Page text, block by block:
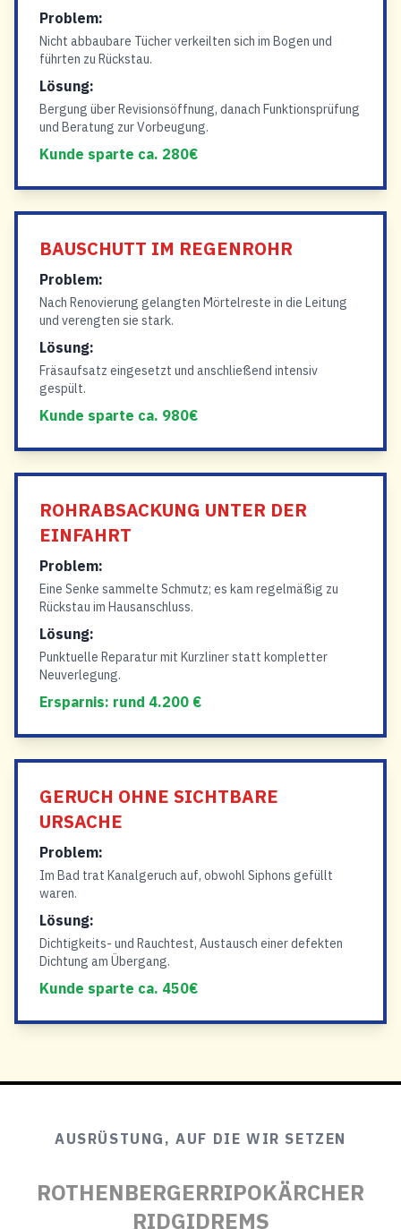
Problem:
Nicht abbaubare Tücher verkeilten sich im Bogen und
führten zu Rückstau.
Lösung:
Bergung über Revisionsöffnung, danach Funktionsprüfung
und Beratung zur Vorbeugung.
Kunde sparte ca. 280€
BAUSCHUTT IM REGENROHR
Problem:
Nach Renovierung gelangten Mörtelreste in die Leitung
und verengten sie stark.
Lösung:
Fräsaufsatz eingesetzt und anschließend intensiv
gespült.
Kunde sparte ca. 980€
ROHRABSACKUNG UNTER DER
EINFAHRT
Problem:
Eine Senke sammelte Schmutz; es kam regelmäßig zu
Rückstau im Hausanschluss.
Lösung:
Punktuelle Reparatur mit Kurzliner statt kompletter
Neuverlegung.
Ersparnis: rund 4.200 €
GERUCH OHNE SICHTBARE
URSACHE
Problem:
Im Bad trat Kanalgeruch auf, obwohl Siphons gefüllt
waren.
Lösung:
Dichtigkeits- und Rauchtest, Austausch einer defekten
Dichtung am Übergang.
Kunde sparte ca. 450€
AUSRÜSTUNG, AUF DIE WIR SETZEN
ROTHENBERGERRIPOKÄRCHER
RIDGIDREMS